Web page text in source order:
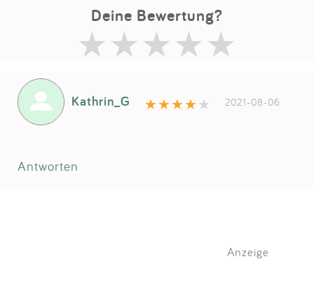
Deine Bewertung?
Kathrin_G 2021-08-06
Antworten
Anzeige